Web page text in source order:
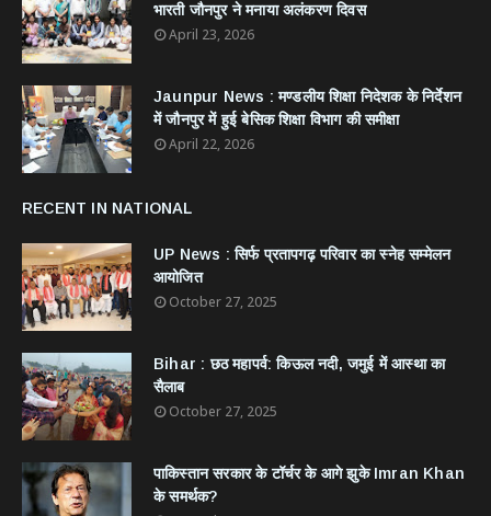
भारती जौनपुर ने मनाया अलंकरण दिवस
April 23, 2026
Jaunpur News : ​मण्डलीय शिक्षा निदेशक के निर्देशन
में जौनपुर में हुई बेसिक शिक्षा विभाग की समीक्षा
April 22, 2026
RECENT IN NATIONAL
UP News : सिर्फ प्रतापगढ़ परिवार का स्नेह सम्मेलन
आयोजित
October 27, 2025
Bihar : छठ महापर्व: किऊल नदी, जमुई में आस्था का
सैलाब
October 27, 2025
​पाकिस्तान सरकार के टॉर्चर के आगे झुके Imran Khan
के समर्थक?